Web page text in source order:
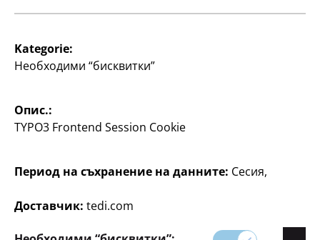
85 артикул
Kategorie:
Необходими “бисквитки”
Опис.:
TYPO3 Frontend Session Cookie
Период на съхранение на данните: Сесия,
Доставчик: tedi.com